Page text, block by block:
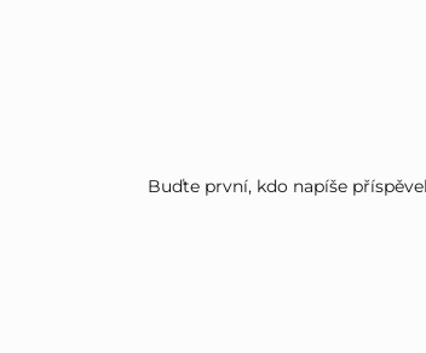
Buďte první, kdo napíše